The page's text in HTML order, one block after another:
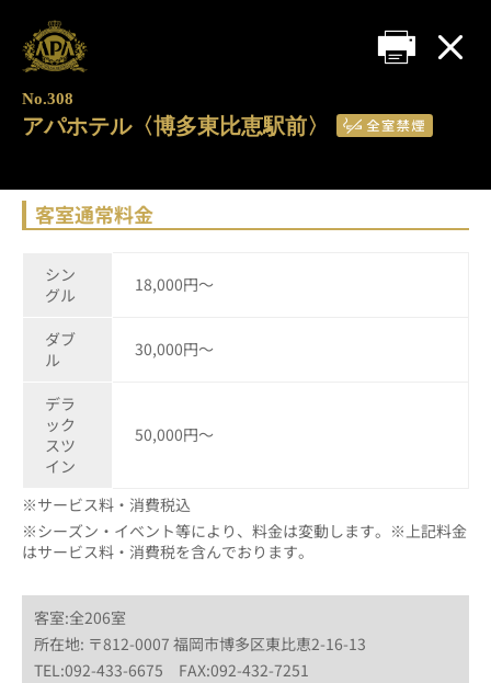
No.308
アパホテル〈博多東比恵駅前〉
客室通常料金
シン
グル
18,000円～
ダブ
ル
30,000円～
デラ
ック
スツ
イン
50,000円～
※サービス料・消費税込
※シーズン・イベント等により、料金は変動します。※上記料金
はサービス料・消費税を含んでおります。
客室:全206室
所在地: 〒812-0007 福岡市博多区東比恵2-16-13
TEL:092-433-6675 FAX:092-432-7251